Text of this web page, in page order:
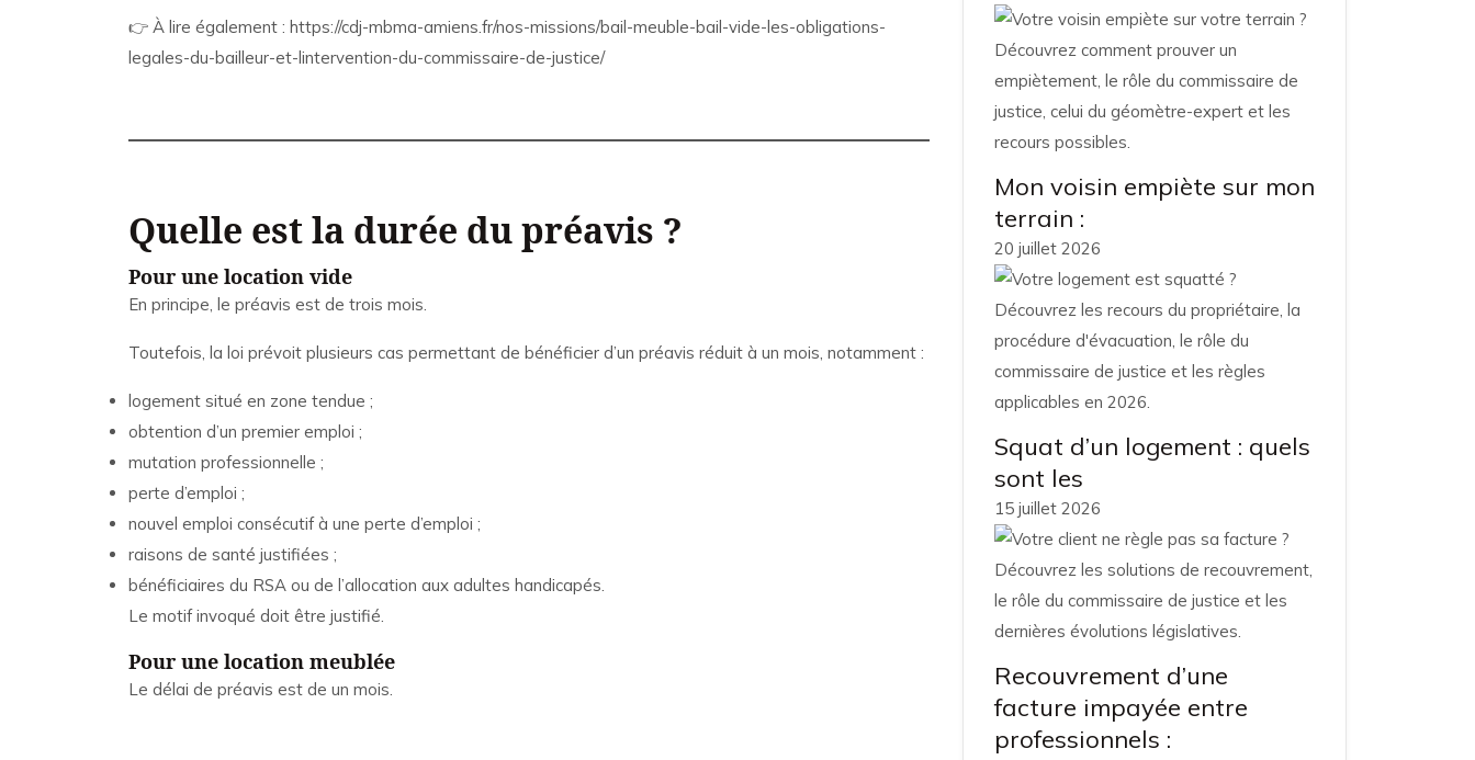
👉 À lire également : https://cdj-mbma-amiens.fr/nos-missions/bail-meuble-bail-vide-les-obligations-
legales-du-bailleur-et-lintervention-du-commissaire-de-justice/
Quelle est la durée du préavis ?
Pour une location vide
En principe, le préavis est de trois mois.
Toutefois, la loi prévoit plusieurs cas permettant de bénéficier d’un préavis réduit à un mois, notamment :
logement situé en zone tendue ;
obtention d’un premier emploi ;
mutation professionnelle ;
perte d’emploi ;
nouvel emploi consécutif à une perte d’emploi ;
raisons de santé justifiées ;
bénéficiaires du RSA ou de l’allocation aux adultes handicapés.
Le motif invoqué doit être justifié.
Pour une location meublée
Le délai de préavis est de un mois.
Mon voisin empiète sur mon
terrain :
20 juillet 2026
Squat d’un logement : quels
sont les
15 juillet 2026
Recouvrement d’une
facture impayée entre
professionnels :